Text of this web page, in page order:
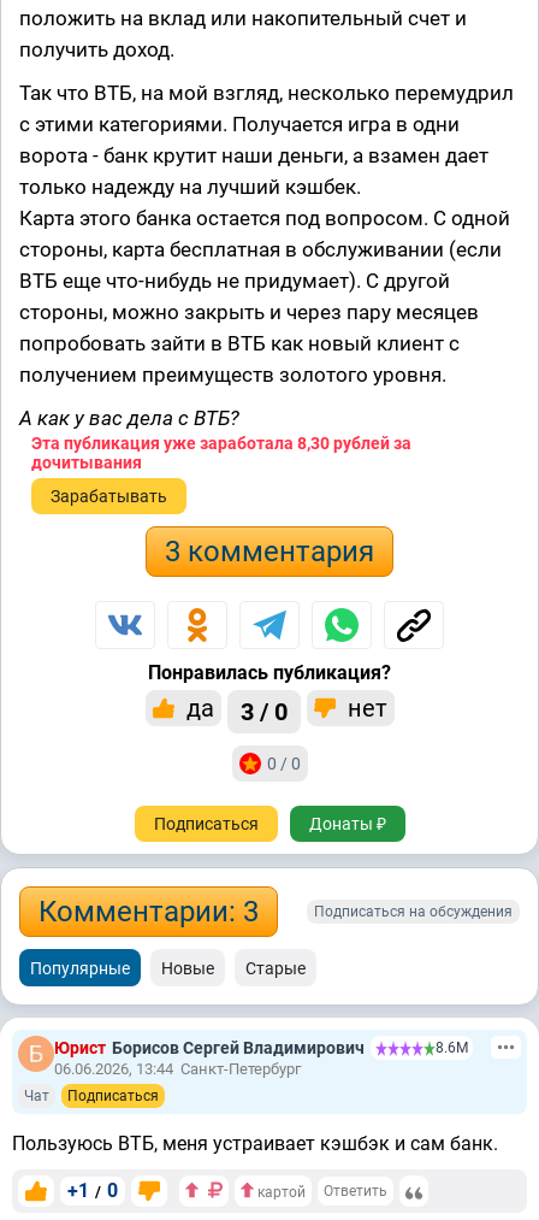
положить на вклад или накопительный счет и
получить доход.
Так что ВТБ, на мой взгляд, несколько перемудрил
с этими категориями. Получается игра в одни
ворота - банк крутит наши деньги, а взамен дает
только надежду на лучший кэшбек.
Карта этого банка остается под вопросом. С одной
стороны, карта бесплатная в обслуживании (если
ВТБ еще что-нибудь не придумает). С другой
стороны, можно закрыть и через пару месяцев
попробовать зайти в ВТБ как новый клиент с
получением преимуществ золотого уровня.
А как у вас дела с ВТБ?
Эта публикация уже заработала 8,30 рублейза
дочитывания
Зарабатывать
3 комментария
Понравилась публикация?
да 3 / 0 нет
0 / 0
Подписаться Донаты ₽
Комментарии: 3 Подписаться на обсуждения
Популярные Новые Старые
Юрист Борисов Сергей Владимирович 8.6М
06.06.2026, 13:44 Санкт-Петербург
Чат Подписаться
Пользуюсь ВТБ, меня устраивает кэшбэк и сам банк.
+1 / 0 картой Ответить